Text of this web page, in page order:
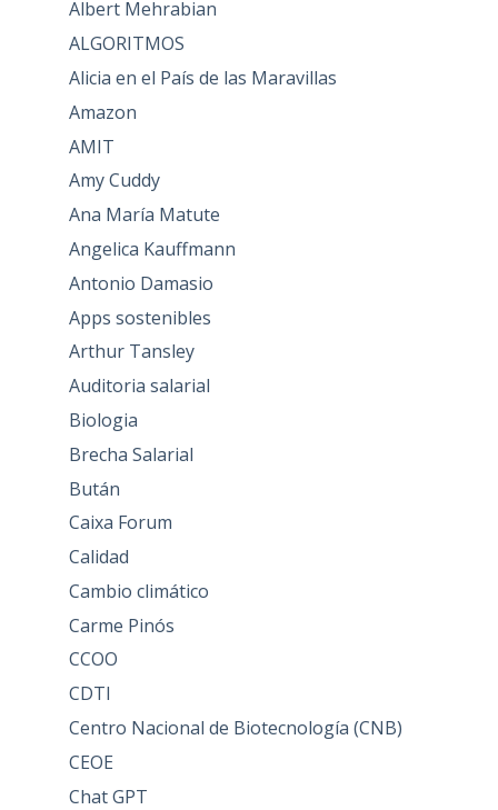
Albert Mehrabian
ALGORITMOS
Alicia en el País de las Maravillas
Amazon
AMIT
Amy Cuddy
Ana María Matute
Angelica Kauffmann
Antonio Damasio
Apps sostenibles
Arthur Tansley
Auditoria salarial
Biologia
Brecha Salarial
Bután
Caixa Forum
Calidad
Cambio climático
Carme Pinós
CCOO
CDTI
Centro Nacional de Biotecnología (CNB)
CEOE
Chat GPT